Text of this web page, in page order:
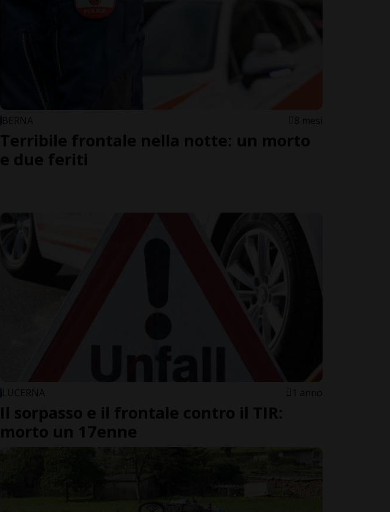
BERNA 8 mesi
Terribile frontale nella notte: un morto
e due feriti
LUCERNA 1 anno
Il sorpasso e il frontale contro il TIR:
morto un 17enne